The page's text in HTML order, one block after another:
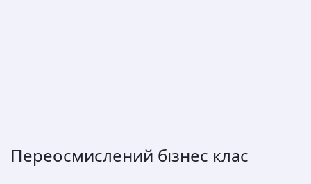
Переосмислений бізнес клас